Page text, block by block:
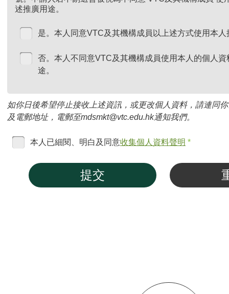
述推廣用途。
是。本人同意VTC及其機構成員以上述方式使用本
否。本人不同意VTC及其機構成員使用本人的個人
途。
如你日後希望停止接收上述資訊，或更改個人資料，請連同
及電郵地址，電郵至mdsmkt@vtc.edu.hk通知我們。
本人已細閱、明白及同意收集個人資料聲明 *
提交